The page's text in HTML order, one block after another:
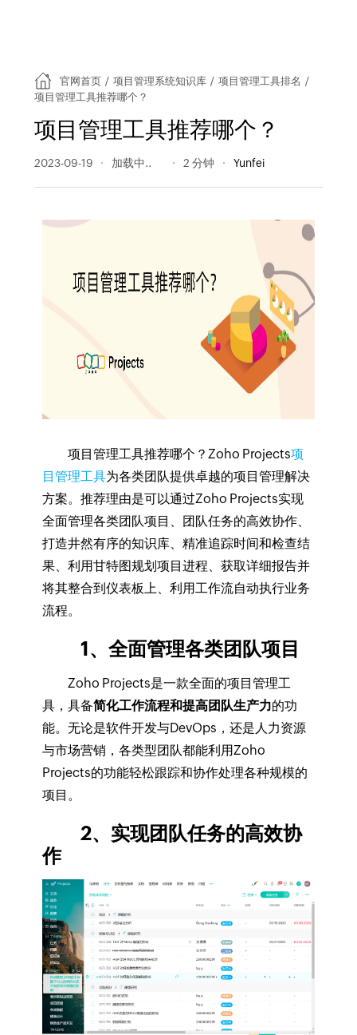
官网首页 / 项目管理系统知识库 / 项目管理工具排名 /
项目管理工具推荐哪个？
项目管理工具推荐哪个？
2023-09-19 175 阅读量 2 分钟 Yunfei
项目管理工具推荐哪个？Zoho Projects项
目管理工具为各类团队提供卓越的项目管理解决
方案。推荐理由是可以通过Zoho Projects实现
全面管理各类团队项目、团队任务的高效协作、
打造井然有序的知识库、精准追踪时间和检查结
果、利用甘特图规划项目进程、获取详细报告并
将其整合到仪表板上、利用工作流自动执行业务
流程。
1、全面管理各类团队项目
Zoho Projects是一款全面的项目管理工
具，具备简化工作流程和提高团队生产力的功
能。无论是软件开发与DevOps，还是人力资源
与市场营销，各类型团队都能利用Zoho
Projects的功能轻松跟踪和协作处理各种规模的
项目。
2、实现团队任务的高效协
作